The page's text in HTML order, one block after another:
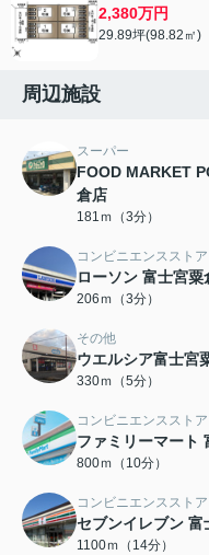
2,380万円
29.89坪(98.82㎡)
周辺施設
スーパー
FOOD MARKET
倉店
181ｍ（3分）
コンビニエンスストア
ローソン 富士宮粟
206ｍ（3分）
その他
ウエルシア富士宮
330ｍ（5分）
コンビニエンスストア
ファミリーマート
800ｍ（10分）
コンビニエンスストア
セブンイレブン 富
1100ｍ（14分）